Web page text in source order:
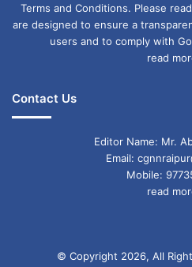
Terms and Conditions. Please
are designed to ensure a
users and to comply with
read
Contact Us
Editor Name: Mr.
Email:
Mobile:
read
© Copyright 2026, All